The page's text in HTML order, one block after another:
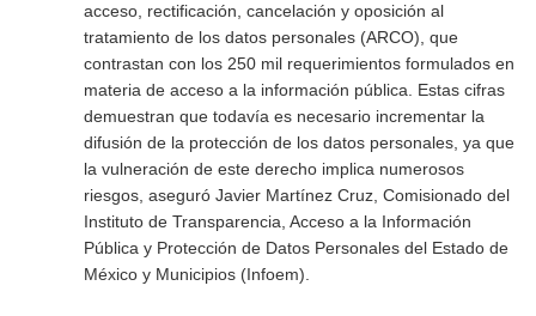
acceso, rectificación, cancelación y oposición al
tratamiento de los datos personales (ARCO), que
contrastan con los 250 mil requerimientos formulados en
materia de acceso a la información pública. Estas cifras
demuestran que todavía es necesario incrementar la
difusión de la protección de los datos personales, ya que
la vulneración de este derecho implica numerosos
riesgos, aseguró Javier Martínez Cruz, Comisionado del
Instituto de Transparencia, Acceso a la Información
Pública y Protección de Datos Personales del Estado de
México y Municipios (Infoem).